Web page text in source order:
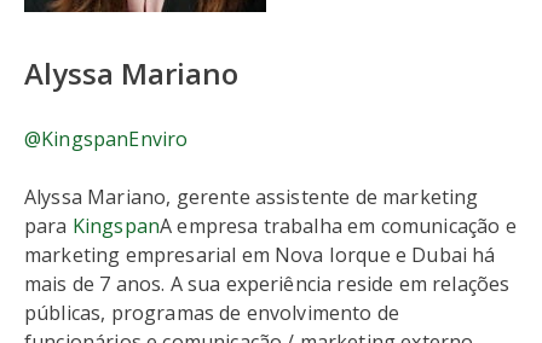
Alyssa Mariano
@KingspanEnviro
Alyssa Mariano, gerente assistente de marketing
para KingspanA empresa trabalha em comunicação e
marketing empresarial em Nova Iorque e Dubai há
mais de 7 anos. A sua experiência reside em relações
públicas, programas de envolvimento de